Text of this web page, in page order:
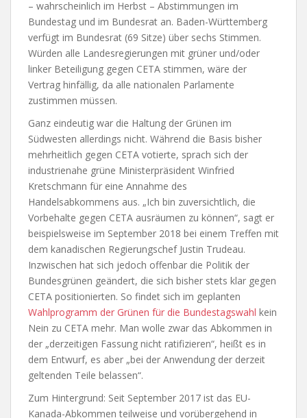
– wahrscheinlich im Herbst – Abstimmungen im
Bundestag und im Bundesrat an. Baden-Württemberg
verfügt im Bundesrat (69 Sitze) über sechs Stimmen.
Würden alle Landesregierungen mit grüner und/oder
linker Beteiligung gegen CETA stimmen, wäre der
Vertrag hinfällig, da alle nationalen Parlamente
zustimmen müssen.
Ganz eindeutig war die Haltung der Grünen im
Südwesten allerdings nicht. Während die Basis bisher
mehrheitlich gegen CETA votierte, sprach sich der
industrienahe grüne Ministerpräsident Winfried
Kretschmann für eine Annahme des
Handelsabkommens aus. „Ich bin zuversichtlich, die
Vorbehalte gegen CETA ausräumen zu können“, sagt er
beispielsweise im September 2018 bei einem Treffen mit
dem kanadischen Regierungschef Justin Trudeau.
Inzwischen hat sich jedoch offenbar die Politik der
Bundesgrünen geändert, die sich bisher stets klar gegen
CETA positionierten. So findet sich im geplanten
Wahlprogramm der Grünen für die Bundestagswahl kein
Nein zu CETA mehr. Man wolle zwar das Abkommen in
der „derzeitigen Fassung nicht ratifizieren“, heißt es in
dem Entwurf, es aber „bei der Anwendung der derzeit
geltenden Teile belassen“.
Zum Hintergrund: Seit September 2017 ist das EU-
Kanada-Abkommen teilweise und vorübergehend in